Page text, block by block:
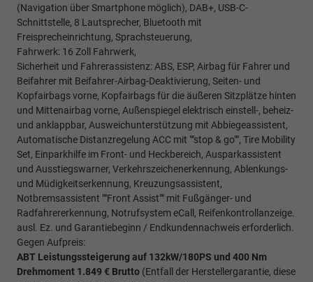
(Navigation über Smartphone möglich), DAB+, USB-C-
Schnittstelle, 8 Lautsprecher, Bluetooth mit
Freisprecheinrichtung, Sprachsteuerung,
Fahrwerk: 16 Zoll Fahrwerk,
Sicherheit und Fahrerassistenz: ABS, ESP, Airbag für Fahrer und
Beifahrer mit Beifahrer-Airbag-Deaktivierung, Seiten- und
Kopfairbags vorne, Kopfairbags für die äußeren Sitzplätze hinten
und Mittenairbag vorne, Außenspiegel elektrisch einstell-, beheiz-
und anklappbar, Ausweichunterstützung mit Abbiegeassistent,
Automatische Distanzregelung ACC mit ""stop & go"", Tire Mobility
Set, Einparkhilfe im Front- und Heckbereich, Ausparkassistent
und Ausstiegswarner, Verkehrszeichenerkennung, Ablenkungs-
und Müdigkeitserkennung, Kreuzungsassistent,
Notbremsassistent ""Front Assist"" mit Fußgänger- und
Radfahrererkennung, Notrufsystem eCall, Reifenkontrollanzeige.
ausl. Ez. und Garantiebeginn / Endkundennachweis erforderlich.
Gegen Aufpreis:
ABT Leistungssteigerung auf 132kW/180PS und 400 Nm
Drehmoment 1.849 € Brutto (Entfall der Herstellergarantie, diese